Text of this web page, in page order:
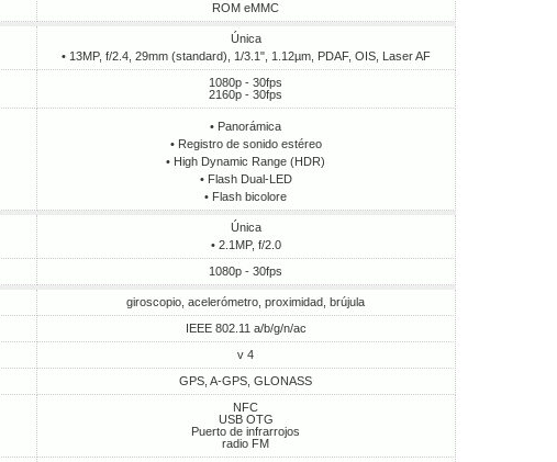
ROM eMMC
Única
• 13MP, f/2.4, 29mm (standard), 1/3.1", 1.12µm, PDAF, OIS, Laser AF
1080p - 30fps
2160p - 30fps
• Panorámica
• Registro de sonido estéreo
• High Dynamic Range (HDR)
• Flash Dual-LED
• Flash bicolore
Única
• 2.1MP, f/2.0
1080p - 30fps
giroscopio, acelerómetro, proximidad, brújula
IEEE 802.11 a/b/g/n/ac
v 4
GPS, A-GPS, GLONASS
NFC
USB OTG
Puerto de infrarrojos
radio FM